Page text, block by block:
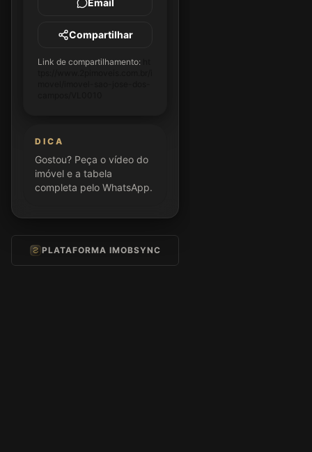
Email
Compartilhar
Link de compartilhamento:
DICA
Gostou? Peça o vídeo do
imóvel e a tabela
completa pelo WhatsApp.
PLATAFORMA IMOBSYNC